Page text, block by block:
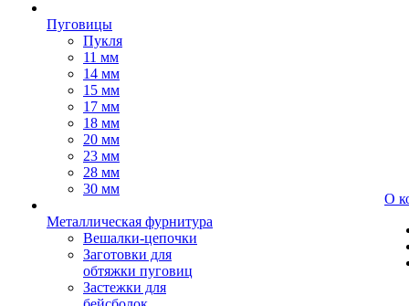
Пуговицы
Пукля
11 мм
14 мм
15 мм
17 мм
18 мм
20 мм
23 мм
28 мм
30 мм
Металлическая фурнитура
Вешалки-цепочки
Заготовки для
обтяжки пуговиц
Застежки для
О